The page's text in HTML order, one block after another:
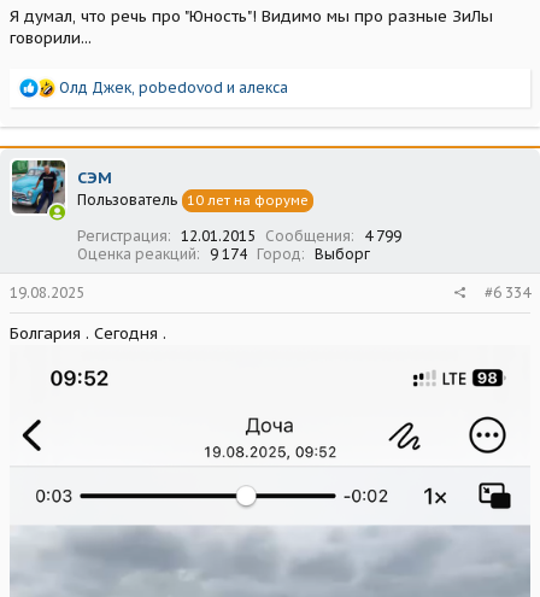
Я думал, что речь про "Юность"! Видимо мы про разные ЗиЛы
говорили...
Р
а
к
ц
и
и
:
Олд Джек, pobedovod и алекса
СЭМ
Пользователь 10 лет на форуме
Регистрация 12.01.2015 Сообщения
4 799
Оценка реакций
9 174 Город Выборг
19.08.2025 #6 334
Болгария . Сегодня .